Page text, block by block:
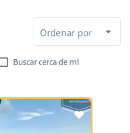
Ordenar por
Buscar cerca de mi